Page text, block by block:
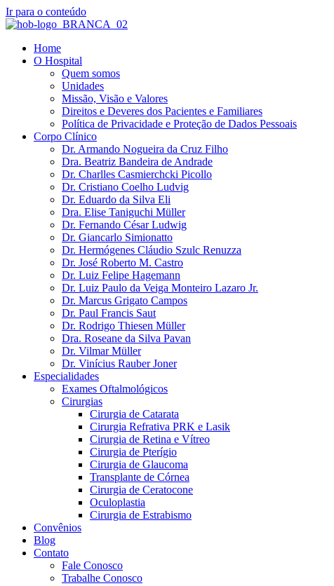
Ir para o conteúdo
Home
O Hospital
Quem somos
Unidades
Missão, Visão e Valores
Direitos e Deveres dos Pacientes e Familiares
Política de Privacidade e Proteção de Dados Pessoais
Corpo Clínico
Dr. Armando Nogueira da Cruz Filho
Dra. Beatriz Bandeira de Andrade
Dr. Charlles Casmierchcki Picollo
Dr. Cristiano Coelho Ludvig
Dr. Eduardo da Silva Eli
Dra. Elise Taniguchi Müller
Dr. Fernando César Ludwig
Dr. Giancarlo Simionatto
Dr. Hermógenes Cláudio Szulc Renuzza
Dr. José Roberto M. Castro
Dr. Luiz Felipe Hagemann
Dr. Luiz Paulo da Veiga Monteiro Lazaro Jr.
Dr. Marcus Grigato Campos
Dr. Paul Francis Saut
Dr. Rodrigo Thiesen Müller
Dra. Roseane da Silva Pavan
Dr. Vilmar Müller
Dr. Vinícius Rauber Joner
Especialidades
Exames Oftalmológicos
Cirurgias
Cirurgia de Catarata
Cirurgia Refrativa PRK e Lasik
Cirurgia de Retina e Vítreo
Cirurgia de Pterígio
Cirurgia de Glaucoma
Transplante de Córnea
Cirurgia de Ceratocone
Oculoplastia
Cirurgia de Estrabismo
Convênios
Blog
Contato
Fale Conosco
Trabalhe Conosco